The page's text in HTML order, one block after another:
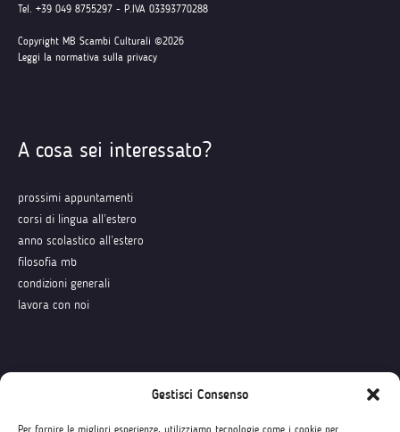
Gestisci Consenso
Per fornire le migliori esperienze, utilizziamo tecnologie come i cookie per
Tel. +39 049 8755297 - P.IVA 03393770288
Copyright MB Scambi Culturali ©2026
Leggi la normativa sulla privacy
A cosa sei interessato?
prossimi appuntamenti
corsi di lingua all’estero
anno scolastico all’estero
filosofia mb
condizioni generali
lavora con noi